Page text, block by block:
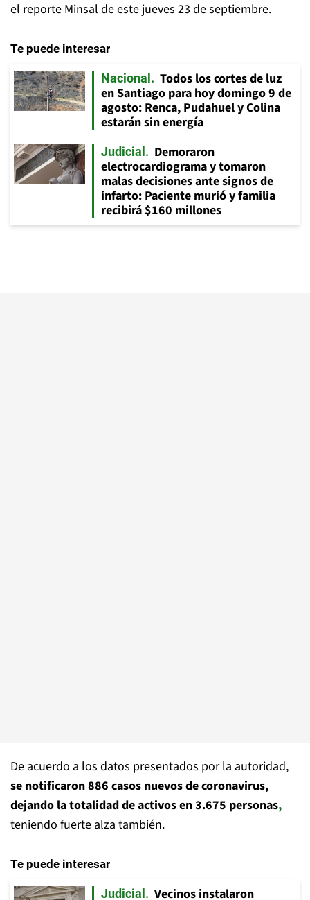
el reporte Minsal de este jueves 23 de septiembre.
Te puede interesar
Nacional
Todos los cortes de luz
en Santiago para hoy domingo 9 de
agosto: Renca, Pudahuel y Colina
estarán sin energía
Judicial
Demoraron
electrocardiograma y tomaron
malas decisiones ante signos de
infarto: Paciente murió y familia
recibirá $160 millones
De acuerdo a los datos presentados por la autoridad,
se notificaron 886 casos nuevos de coronavirus,
dejando la totalidad de activos en 3.675 personas,
teniendo fuerte alza también.
Te puede interesar
Judicial Vecinos instalaron